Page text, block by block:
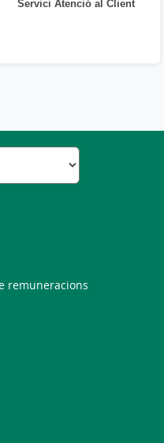
Servici Atenció al Client
remuneracions